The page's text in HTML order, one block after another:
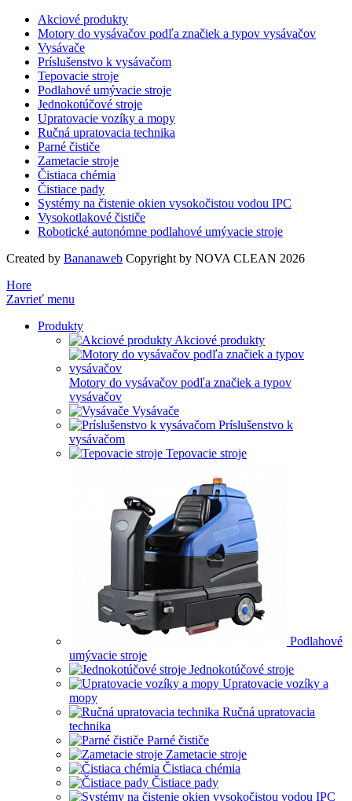
Akciové produkty
Motory do vysávačov podľa značiek a typov vysávačov
Vysávače
Príslušenstvo k vysávačom
Tepovacie stroje
Podlahové umývacie stroje
Jednokotúčové stroje
Upratovacie vozíky a mopy
Ručná upratovacia technika
Parné čističe
Zametacie stroje
Čistiaca chémia
Čistiace pady
Systémy na čistenie okien vysokočistou vodou IPC
Vysokotlakové čističe
Robotické autonómne podlahové umývacie stroje
Created by Bananaweb Copyright by NOVA CLEAN 2026
Hore
Zavrieť menu
Produkty
Akciové produkty
Motory do vysávačov podľa značiek a typov
vysávačov
Vysávače
Príslušenstvo k
vysávačom
Tepovacie stroje
Podlahové
umývacie stroje
Jednokotúčové stroje
Upratovacie vozíky a
mopy
Ručná upratovacia
technika
Parné čističe
Zametacie stroje
Čistiaca chémia
Čistiace pady